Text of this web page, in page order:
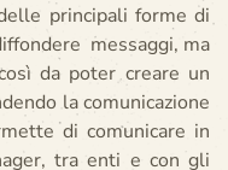
principali forme di
messaggi, ma
da poter creare un
la comunicazione
di comunicare in
tra enti e con gli